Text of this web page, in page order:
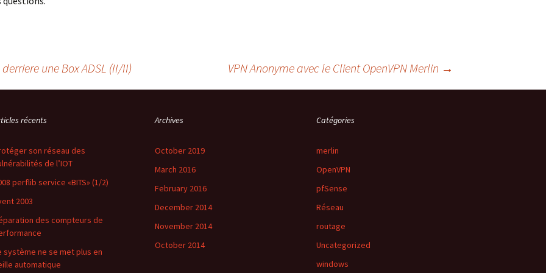
une Box ADSL (II/II) VPN Anonyme avec le Client OpenVPN Merlin →
récents
son réseau des
de l’IOT
perflib service «BITS» (1/2)
2003
des compteurs de
système ne se met plus en
automatique
Archives
October 2019
March 2016
February 2016
December 2014
November 2014
October 2014
Catégories
merlin
OpenVPN
pfSense
Réseau
routage
Uncategorized
windows